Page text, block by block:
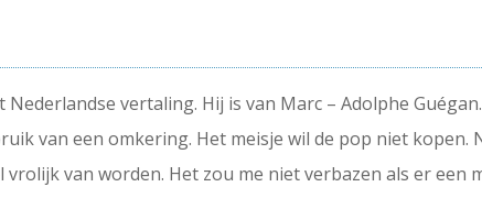
vertaling. Hij is van Marc – Adolphe
van een omkering. Het meisje wil de pop niet kopen.
van worden. Het zou me niet verbazen als er een